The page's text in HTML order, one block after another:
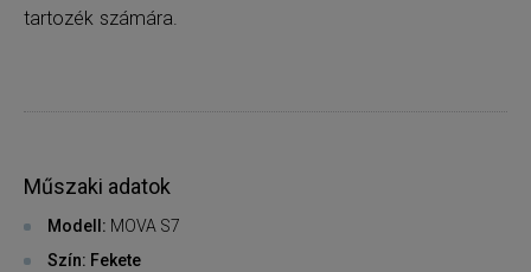
tartozék számára.
Műszaki adatok
Modell: MOVA S7
Szín: Fekete